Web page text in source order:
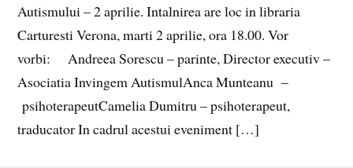
Autismului – 2 aprilie. Intalnirea are loc in libraria
Carturesti Verona, marti 2 aprilie, ora 18.00. Vor
vorbi: Andreea Sorescu – parinte, Director executiv –
Asociatia Invingem AutismulAnca Munteanu –
psihoterapeutCamelia Dumitru – psihoterapeut,
traducator In cadrul acestui eveniment […]